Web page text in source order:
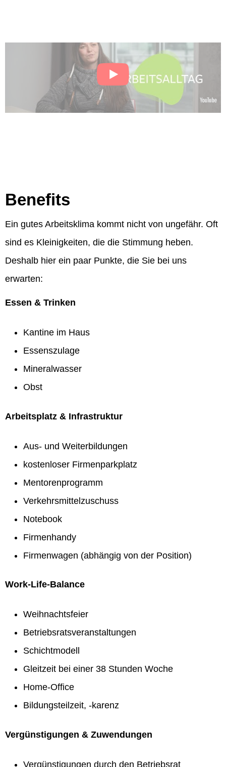
Benefits
Ein gutes Arbeitsklima kommt nicht von ungefähr. Oft
sind es Kleinigkeiten, die die Stimmung heben.
Deshalb hier ein paar Punkte, die Sie bei uns
erwarten:
Essen & Trinken
Kantine im Haus
Essenszulage
Mineralwasser
Obst
Arbeitsplatz & Infrastruktur
Aus- und Weiterbildungen
kostenloser Firmenparkplatz
Mentorenprogramm
Verkehrsmittelzuschuss
Notebook
Firmenhandy
Firmenwagen (abhängig von der Position)
Work-Life-Balance
Weihnachtsfeier
Betriebsratsveranstaltungen
Schichtmodell
Gleitzeit bei einer 38 Stunden Woche
Home-Office
Bildungsteilzeit, -karenz
Vergünstigungen & Zuwendungen
Vergünstigungen durch den Betriebsrat